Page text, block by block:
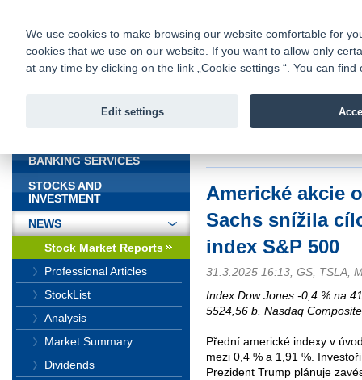
Fio bank
Fio banka
Americké akcie
Sachs snížila
index S&P 500
31.3.2025 16:13, GS, TSLA,
Index Dow Jones -0,4 % na
5524,56 b. Nasdaq
Přední americké indexy v
mezi 0,4 % a 1,91 %.
Prezident Trump plánuje
BANKING SERVICES
STOCKS AND
INVESTMENT
NEWS
Stock Market Reports
Professional Articles
StockList
Analysis
Market Summary
Dividends
We use cookies to make browsing our website comfortable for
cookies that we use on our website. If you want to allow only
at any time by clicking on the link „Cookie settings “. You can
Edit settings